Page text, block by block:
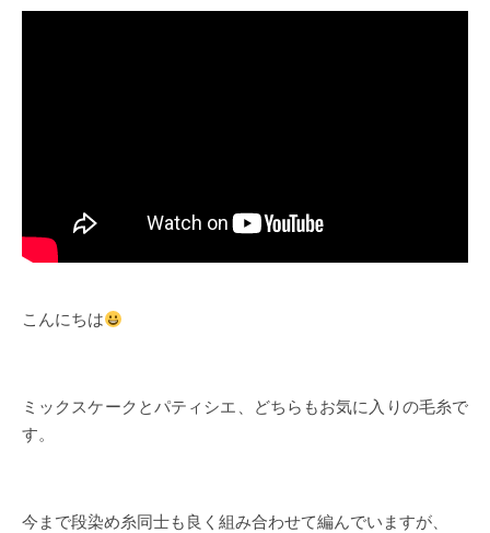
こんにちは
ミックスケークとパティシエ、どちらもお気に入りの毛糸で
す。
今まで段染め糸同士も良く組み合わせて編んでいますが、